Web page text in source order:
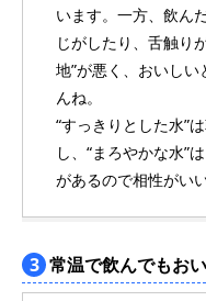
います。一方、飲ん
じがしたり、舌触り
地”が悪く、おいし
んね。
“すっきりとした水”
し、“まろやかな水”
があるので相性がい
3 常温で飲んでもお